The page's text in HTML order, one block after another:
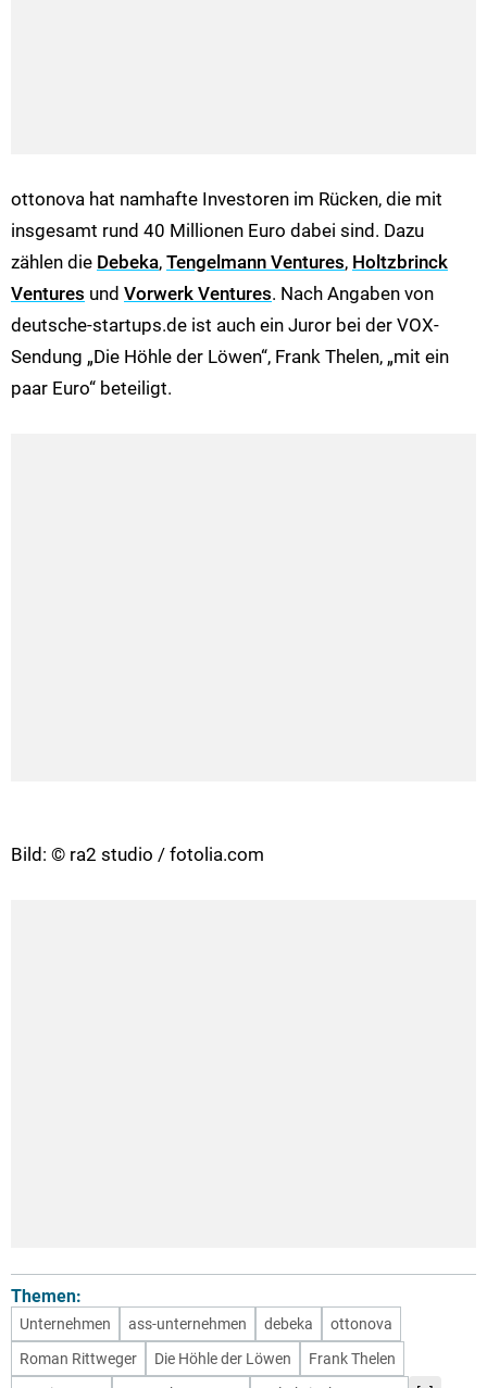
ottonova hat namhafte Investoren im Rücken, die mit
insgesamt rund 40 Millionen Euro dabei sind. Dazu
zählen die Debeka, Tengelmann Ventures, Holtzbrinck
Ventures und Vorwerk Ventures. Nach Angaben von
deutsche-startups.de ist auch ein Juror bei der VOX-
Sendung „Die Höhle der Löwen“, Frank Thelen, „mit ein
paar Euro“ beteiligt.
Bild: © ra2 studio / fotolia.com
Themen:
Unternehmen ass-unternehmen debeka
ottonova
Roman Rittweger
Die Höhle der Löwen
Frank Thelen